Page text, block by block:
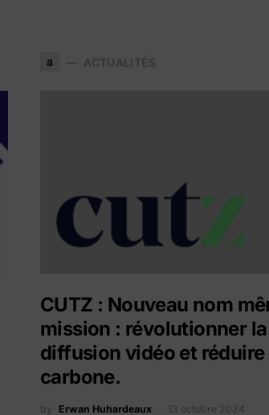
a ACTUALITÉS
CUTZ : Nouveau nom
mission : révolutionner la
diffusion vidéo et réduire
carbone.
by Erwan Huhardeaux 13 octobre 2024